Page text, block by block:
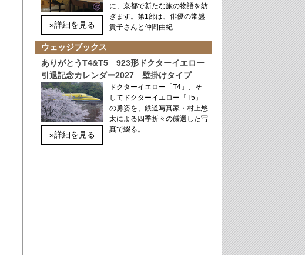
»詳細を見る
に、京都で新たな旅の物語を紡
ぎます。第1部は、俳優の常盤
貴子さんと仲間由紀…
ウェッジブックス
ありがとうT4&T5 923形ドクターイエロー
引退記念カレンダー2027 壁掛けタイプ
»詳細を見る
ドクターイエロー「T4」、そ
してドクターイエロー「T5」
の勇姿を、鉄道写真家・村上悠
太による四季折々の厳選した写
真で綴る。